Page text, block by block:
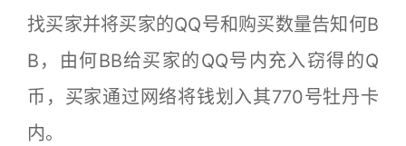
找买家并将买家的QQ号和购买数量告知何B
B，由何BB给买家的QQ号内充入窃得的Q
币，买家通过网络将钱划入其770号牡丹卡
内。